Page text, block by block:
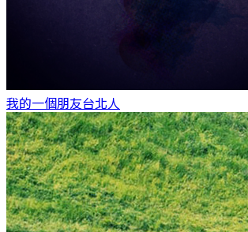
我的一個朋友台北人